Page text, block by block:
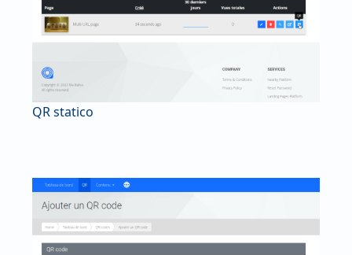
QR statico